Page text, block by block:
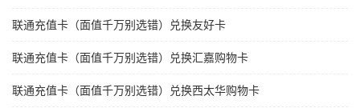
联通充值卡（面值千万别选错）兑换友好卡
联通充值卡（面值千万别选错）兑换汇嘉购物卡
联通充值卡（面值千万别选错）兑换西太华购物卡